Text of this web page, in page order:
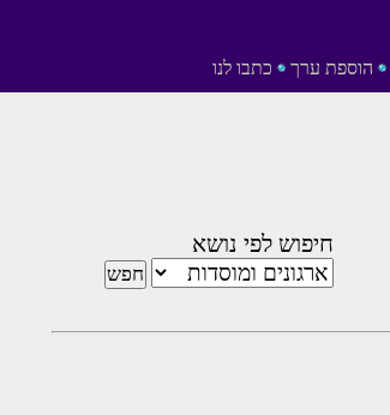
הוספת ערך כתבו לנו
חיפוש לפי נושא